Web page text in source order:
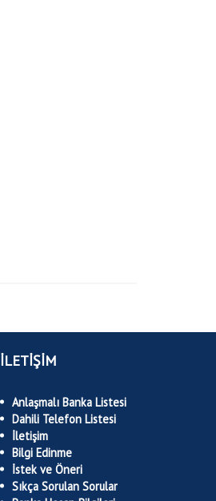
İLETİŞİM
Anlaşmalı Banka Listesi
Dahili Telefon Listesi
İletişim
Bilgi Edinme
İstek ve Öneri
Sıkça Sorulan Sorular